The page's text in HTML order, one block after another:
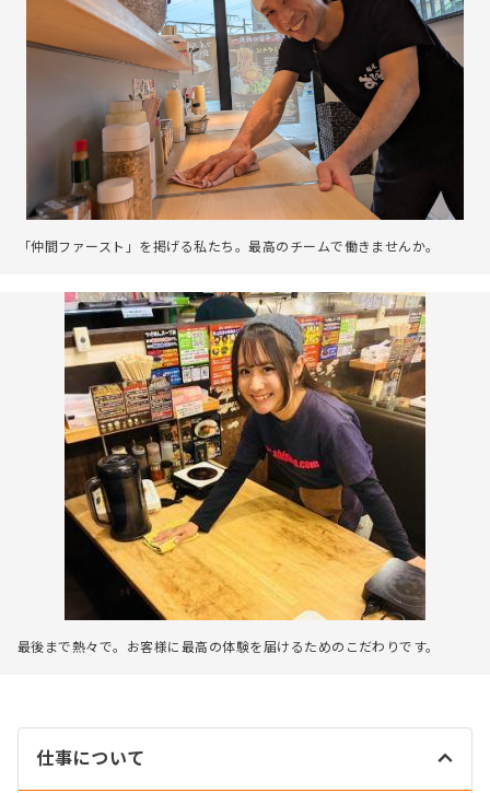
「仲間ファースト」を掲げる私たち。最高のチームで働きませんか。
最後まで熱々で。お客様に最高の体験を届けるためのこだわりです。
仕事について